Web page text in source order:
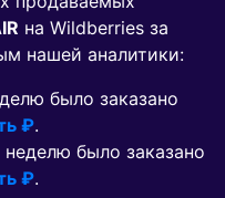
на Wildberries за
нашей аналитики:
было заказано
₽.
неделю было заказано
₽.